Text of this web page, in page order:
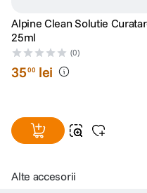
Alpine Clean Solutie
25ml
(0)
3500 lei
Alte accesorii